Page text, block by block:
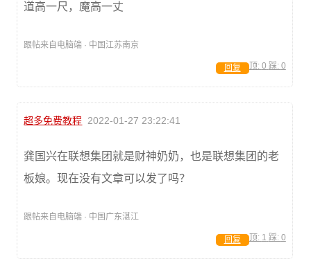
道高一尺，魔高一丈
跟帖来自电脑端 · 中国江苏南京
顶: 0 踩: 0
回复
超多免费教程 2022-01-27 23:22:41
龚国兴在联想集团就是财神奶奶，也是联想集团的老
板娘。现在没有文章可以发了吗？
跟帖来自电脑端 · 中国广东湛江
顶: 1 踩: 0
回复